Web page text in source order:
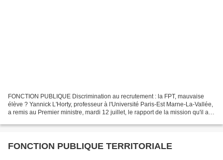
FONCTION PUBLIQUE Discrimination au recrutement : la FPT, mauvaise
élève ? Yannick L'Horty, professeur à l'Université Paris-Est Marne-La-Vallée,
a remis au Premier ministre, mardi 12 juillet, le rapport de la mission qu'il a
FONCTION PUBLIQUE TERRITORIALE